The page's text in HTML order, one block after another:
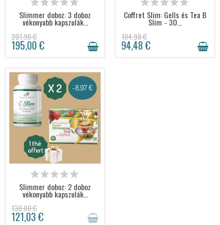
Slimmer doboz: 3 doboz
vékonyabb kapszulák...
201,96 €
195,00 €
Coffret Slim: Gells és Tea B
Slim - 30...
104,98 €
94,48 €
-8,97 €
NINCS RAKTÁRON
Slimmer doboz: 2 doboz
vékonyabb kapszulák...
130,00 €
121,03 €